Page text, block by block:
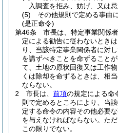
入調査を拒み、妨げ、又は忌
(5)
その他規則で定める事由
(是正命令)
第46条
市長は、特定事業関係
定による勧告に従わないとき
り、当該特定事業関係者に対
を講ずべきことを命ずることが
て、土地の原状回復又は工作物
くは除却を命ずるときは、相
ならない。
2
市長は、 前項の規定による命
則で定めるところにより、当
定する命令の内容その他必要
を与えなければならない。 た
この限りでない。